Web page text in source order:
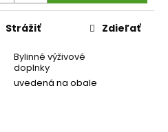
Bylinné výživové
doplnky
uvedená na obale
Strážiť Zdieľať